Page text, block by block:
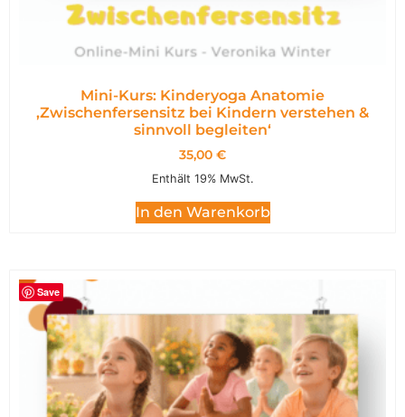
Mini-Kurs: Kinderyoga Anatomie
,Zwischenfersensitz bei Kindern verstehen &
sinnvoll begleiten‘
35,00 €
Enthält 19% MwSt.
In den Warenkorb
Save